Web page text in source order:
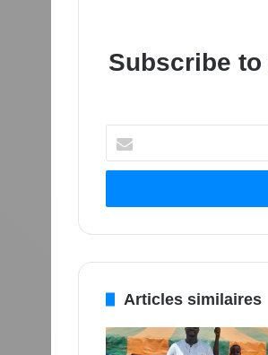
Subscribe
votre
adresse
Articles similaires